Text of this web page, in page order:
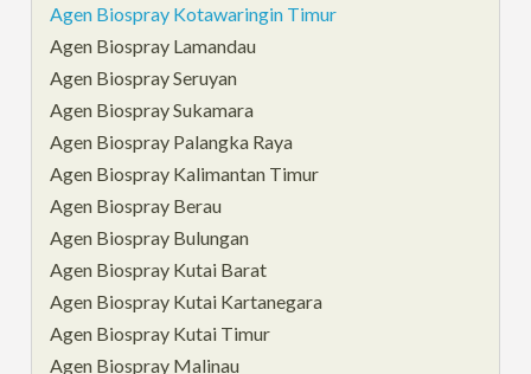
Agen Biospray Kotawaringin Timur
Agen Biospray Lamandau
Agen Biospray Seruyan
Agen Biospray Sukamara
Agen Biospray Palangka Raya
Agen Biospray Kalimantan Timur
Agen Biospray Berau
Agen Biospray Bulungan
Agen Biospray Kutai Barat
Agen Biospray Kutai Kartanegara
Agen Biospray Kutai Timur
Agen Biospray Malinau